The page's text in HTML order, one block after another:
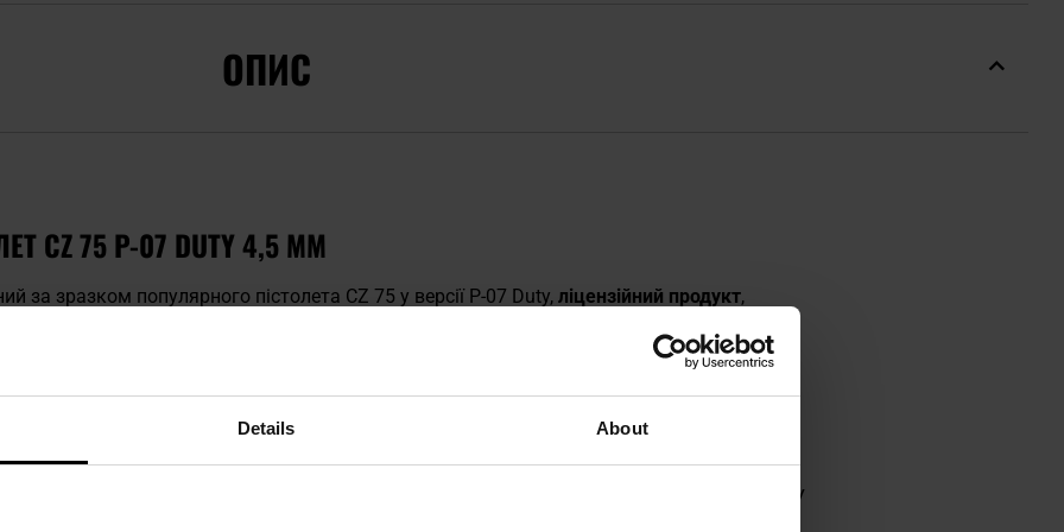
Details About
ОПИС
CZ 75 P-07 DUTY 4,5 ММ
за зразком популярного пістолета CZ 75 у версії P-07 Duty, ліцензійний продукт,
рукоятки використано міцний полімер, згідно з конструкцією вогнепального
CO2
використовується
, який розміщується в рукоятці пістолета. У
місткістю